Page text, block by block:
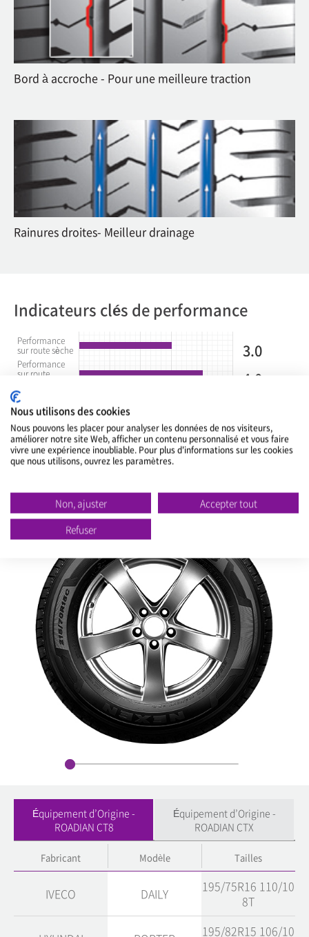
Bord à accroche - Pour une meilleure traction
Rainures droites- Meilleur drainage
Indicateurs clés de performance
Performance
sur route sèche 3.0
Performance
sur route 4.0
Résistance au
roulement
Confort / Bruit 3.5
Usure
Équipement d’Origine -
ROADIAN CT8
Équipement d’Origine -
ROADIAN CTX
Fabricant Modèle Tailles
IVECO DAILY
195/75R16 110/10
8T
195/82R15 106/10
Nous utilisons des cookies
Nous pouvons les placer pour analyser les données de nos visiteurs,
améliorer notre site Web, afficher un contenu personnalisé et vous faire
vivre une expérience inoubliable. Pour plus d'informations sur les cookies
que nous utilisons, ouvrez les paramètres.
Non, ajuster
Accepter tout
Refuser